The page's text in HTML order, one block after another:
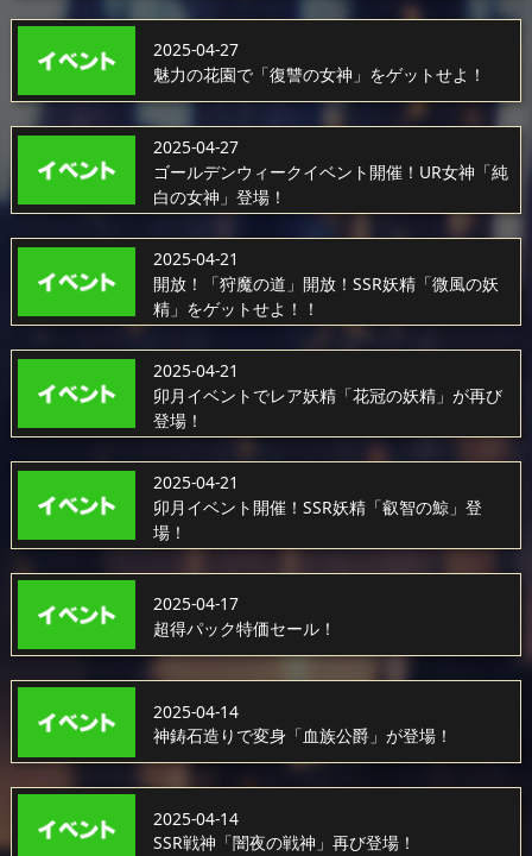
2025-04-27
魅力の花園で「復讐の女神」をゲットせよ！
2025-04-27
ゴールデンウィークイベント開催！UR女神「純
白の女神」登場！
2025-04-21
開放！「狩魔の道」開放！SSR妖精「微風の妖
精」をゲットせよ！！
2025-04-21
卯月イベントでレア妖精「花冠の妖精」が再び
登場！
2025-04-21
卯月イベント開催！SSR妖精「叡智の鯨」登
場！
2025-04-17
超得パック特価セール！
2025-04-14
神鋳石造りで変身「血族公爵」が登場！
2025-04-14
SSR戦神「闇夜の戦神」再び登場！